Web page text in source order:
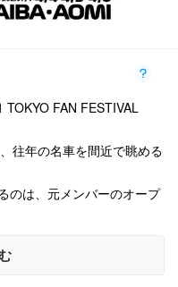
FAN FESTIVAL
往年の名車を間近で眺める
のは、元メンバーのオープ